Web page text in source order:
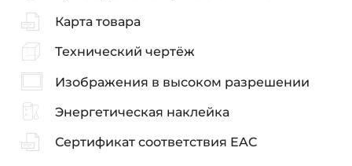
Карта товара
Технический чертёж
Изображения в высоком разрешении
Энергетическая наклейка
Сертификат соответствия EAC